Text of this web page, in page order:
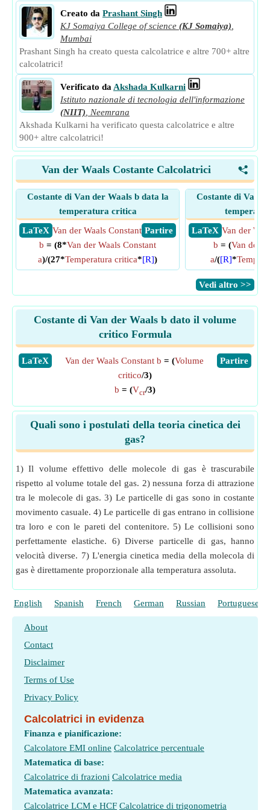
Creato da Prashant Singh
KJ Somaiya College of science (KJ Somaiya)
Mumbai
Prashant Singh ha creato questa calcolatrice e altre 700+ altre
calcolatrici!
Verificato da Akshada Kulkarni
Istituto nazionale di tecnologia dell'informazione
(NIIT)
Neemrana
Akshada Kulkarni ha verificato questa calcolatrice e altre
900+ altre calcolatrici!
<
Van der Waals Costante Calcolatrici
Costante di Van der Waals b data la
temperatura critica
​ LaTeX
​ Partire
Van der Waals Constant
b = (8*Van der Waals Constant
a)/(27*Temperatura critica*[R])
Costante di Van
​ LaTeX Van der
b = (Van der
a/([R]*
​Vedi altro >>
Costante di Van der Waals b dato il volume
critico Formula
​LaTeX ​Partire
Van der Waals Constant b = (Volume
critico/3)
b = (Vcr/3)
Quali sono i postulati della teoria cinetica dei
gas?
1) Il volume effettivo delle molecole di gas è trascurabile
rispetto al volume totale del gas. 2) nessuna forza di attrazione
tra le molecole di gas. 3) Le particelle di gas sono in costante
movimento casuale. 4) Le particelle di gas entrano in collisione
tra loro e con le pareti del contenitore. 5) Le collisioni sono
perfettamente elastiche. 6) Diverse particelle di gas, hanno
velocità diverse. 7) L'energia cinetica media della molecola di
gas è direttamente proporzionale alla temperatura assoluta.
English Spanish French German Russian Portuguese
About
Contact
Disclaimer
Terms of Use
Privacy Policy
Calcolatrici in evidenza
Finanza e pianificazione:
Calcolatore EMI online Calcolatrice percentuale
Matematica di base:
Calcolatrice di frazioni Calcolatrice media
Matematica avanzata:
Calcolatrice LCM e HCF Calcolatrice di trigonometria